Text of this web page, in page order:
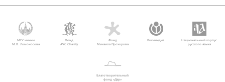
МГУ имени
М.В. Ломоносова
Фонд
AVC Charity
Фонд
Михаила Прохорова
Викимедиа
Национальный корпус
русского языка
Благотворительный
фонд «Дар»